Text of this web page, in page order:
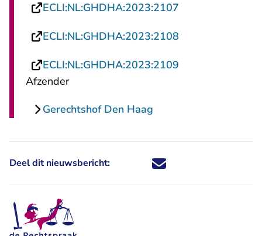
ECLI:NL:GHDHA:2023:2107
ECLI:NL:GHDHA:2023:2108
ECLI:NL:GHDHA:2023:2109
Afzender
Gerechtshof Den Haag
Deel dit nieuwsbericht: Deel dit nieuwsbericht via X -
Deel dit nieuwsbericht via
Deel dit nieuwsbericht
Deel dit